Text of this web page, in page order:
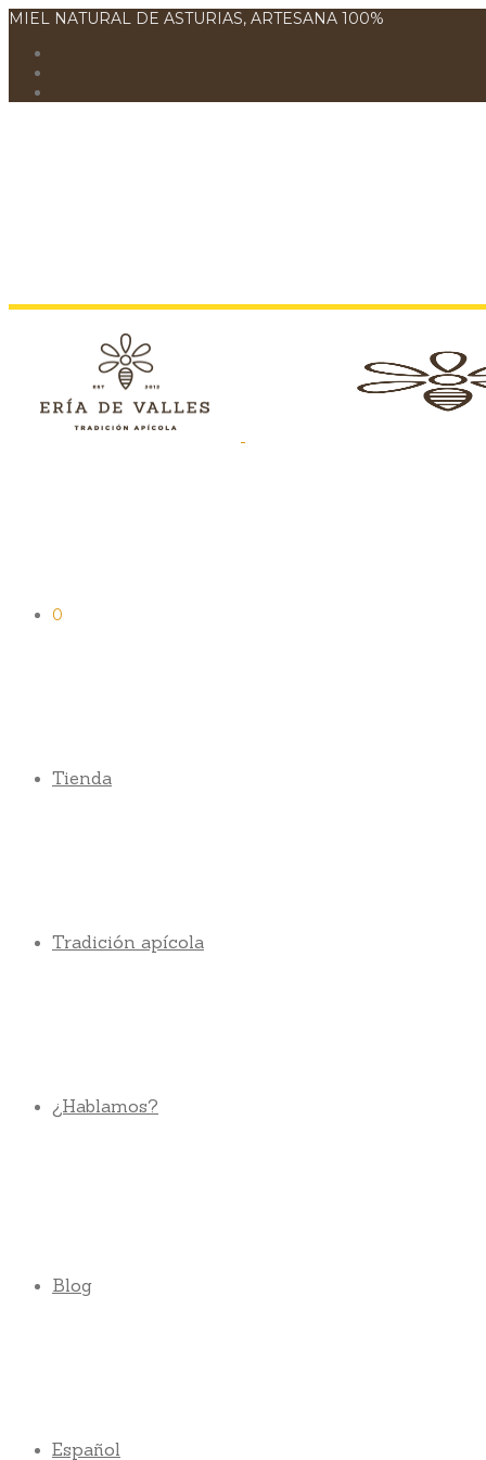
MIEL NATURAL DE ASTURIAS, ARTESANA 100%
0
Tienda
Tradición apícola
¿Hablamos?
Blog
Español